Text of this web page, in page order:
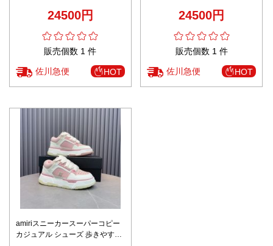
24500円
販売個数 1 件
佐川急便 HOT
24500円
販売個数 1 件
佐川急便 HOT
amiriスニーカースーパーコピー
カジュアル シューズ 歩きやすい